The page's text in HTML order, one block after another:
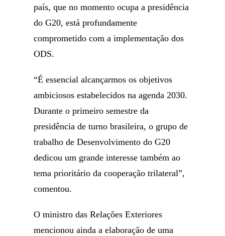
país, que no momento ocupa a presidência
do G20, está profundamente
comprometido com a implementação dos
ODS.
“É essencial alcançarmos os objetivos
ambiciosos estabelecidos na agenda 2030.
Durante o primeiro semestre da
presidência de turno brasileira, o grupo de
trabalho de Desenvolvimento do G20
dedicou um grande interesse também ao
tema prioritário da cooperação trilateral”,
comentou.
O ministro das Relações Exteriores
mencionou ainda a elaboração de uma